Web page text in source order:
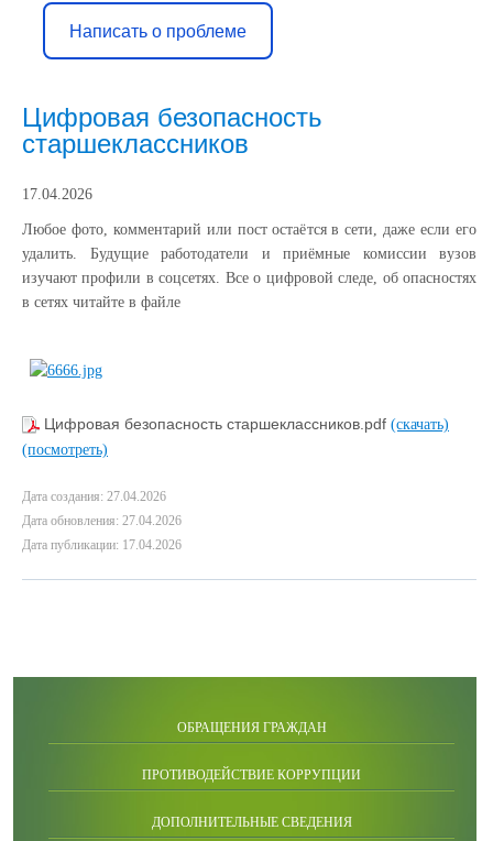
Написать о проблеме
Цифровая безопасность
старшеклассников
17.04.2026
Любое фото, комментарий или пост остаётся в сети, даже если его
удалить. Будущие работодатели и приёмные комиссии вузов
изучают профили в соцсетях. Все о цифровой следе, об опасностях
в сетях читайте в файле
Цифровая безопасность старшеклассников.pdf (скачать)
(посмотреть)
Дата создания: 27.04.2026
Дата обновления: 27.04.2026
Дата публикации: 17.04.2026
ОБРАЩЕНИЯ ГРАЖДАН
ПРОТИВОДЕЙСТВИЕ КОРРУПЦИИ
ДОПОЛНИТЕЛЬНЫЕ СВЕДЕНИЯ